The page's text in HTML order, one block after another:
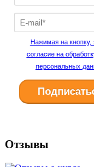
Нажимая на кнопку,
согласие на
персональных
Отзывы